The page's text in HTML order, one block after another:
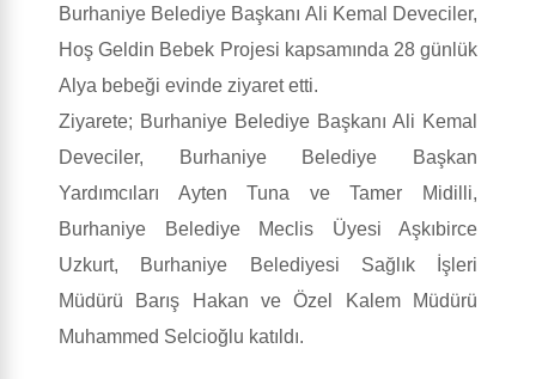
Burhaniye Belediye Başkanı Ali Kemal Deveciler,
Hoş Geldin Bebek Projesi kapsamında 28 günlük
Alya bebeği evinde ziyaret etti.
Ziyarete; Burhaniye Belediye Başkanı Ali Kemal
Deveciler, Burhaniye Belediye Başkan
Yardımcıları Ayten Tuna ve Tamer Midilli,
Burhaniye Belediye Meclis Üyesi Aşkıbirce
Uzkurt, Burhaniye Belediyesi Sağlık İşleri
Müdürü Barış Hakan ve Özel Kalem Müdürü
Muhammed Selcioğlu katıldı.